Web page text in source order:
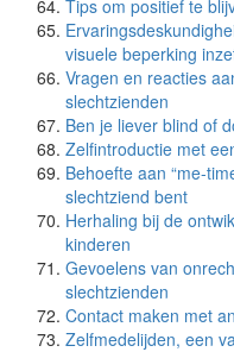
Tips om positief te
visuele beperking
Vragen en reacties
slechtzienden
Ben je liever blind of
Zelfintroductie met
Behoefte aan “me-
slechtziend bent
Herhaling bij de
kinderen
Gevoelens van
slechtzienden
Contact maken met
Zelfmedelijden, een